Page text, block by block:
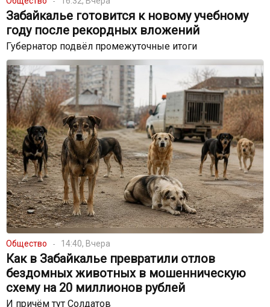
Забайкалье готовится к новому учебному
году после рекордных вложений
Губернатор подвёл промежуточные итоги
Общество 14:40, Вчера
Как в Забайкалье превратили отлов
бездомных животных в мошенническую
схему на 20 миллионов рублей
И причём тут Солдатов